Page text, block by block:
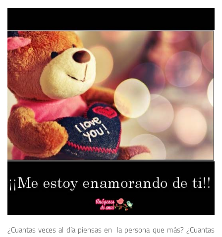
¿Cuantas veces al día piensas en la persona que más? ¿Cuantas